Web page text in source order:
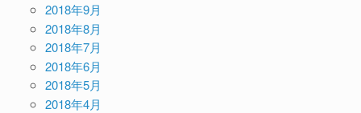
2018年9月
2018年8月
2018年7月
2018年6月
2018年5月
2018年4月